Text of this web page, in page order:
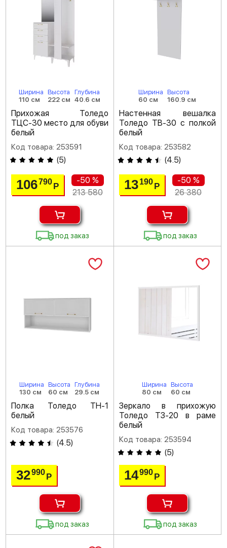
Ширина
110 см
Высота
222 см
Глубина
40.6 см
Прихожая Толедо
ТЦС-30 место для обуви
белый
Код товара: 253591
(5)
106790Р
-50 %
213 580
под заказ
Ширина
60 см
Высота
160.9 см
Настенная вешалка
Толедо ТВ-30 с полкой
белый
Код товара: 253582
(4.5)
13 190 Р
-50 %
26 380
под заказ
Ширина
130 см
Высота
60 см
Глубина
29.5 см
Полка Толедо ТН-1
белый
Код товара: 253576
(4.5)
32990Р
под заказ
Ширина
80 см
Высота
60 см
Зеркало в прихожую
Толедо ТЗ-20 в раме
белый
Код товара: 253594
(5)
14990 Р
под заказ